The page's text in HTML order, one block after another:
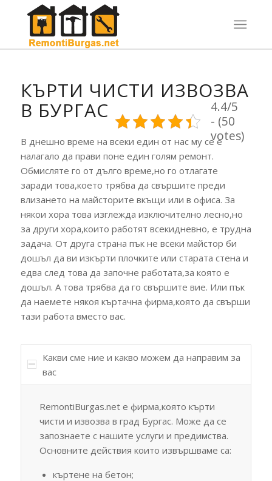
КЪРТИ ЧИСТИ ИЗВОЗВА
В БУРГАС
В днешно време на всеки един от нас му се е
налагало да прави поне един голям ремонт.
Обмисляте го от дълго време,но го отлагате
заради това,което трябва да свършите преди
влизането на майсторите вкъщи или в офиса. За
някои хора това изглежда изключително лесно,но
за други хора,които работят всекидневно, е трудна
задача. От друга страна пък не всеки майстор би
дошъл да ви изкърти плочките или старата стена и
едва след това да започне работата,за която е
дошъл. А това трябва да го свършите вие. Или пък
да наемете някоя къртачна фирма,която да свърши
тази работа вместо вас.
Какви сме ние и какво можем да направим за
вас
RemontiBurgas.net е фирма,която кърти
чисти и извозва в град Бургас. Може да се
запознаете с нашите услуги и предимства.
Основните действия които извършваме са:
къртене на бетон;
4.4/5
- (50
votes)